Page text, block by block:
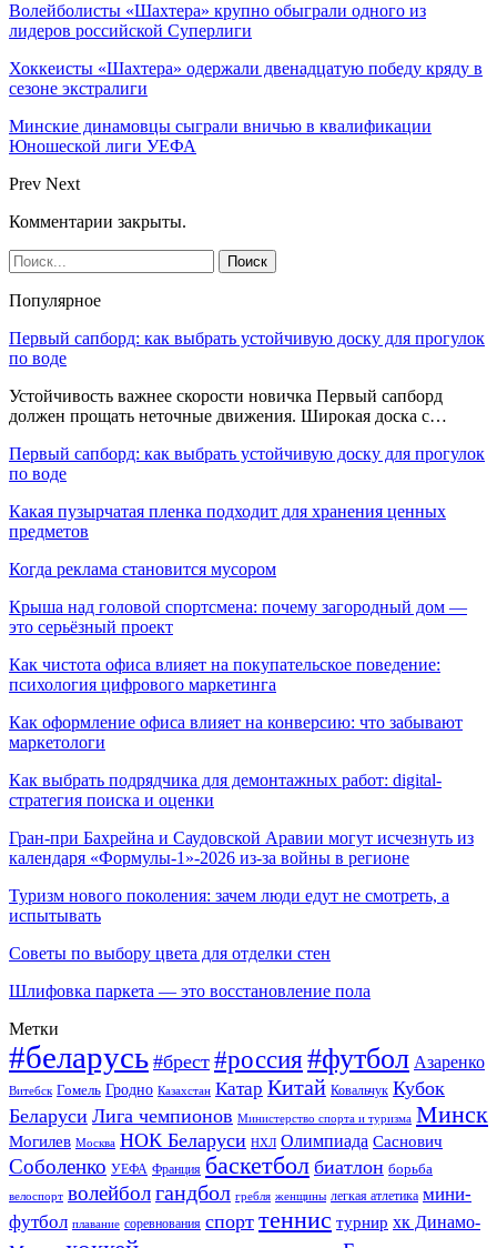
Волейболисты «Шахтера» крупно обыграли одного из
лидеров российской Суперлиги
Хоккеисты «Шахтера» одержали двенадцатую победу кряду в
сезоне экстралиги
Минские динамовцы сыграли вничью в квалификации
Юношеской лиги УЕФА
Prev Next
Комментарии закрыты.
Популярное
Первый сапборд: как выбрать устойчивую доску для прогулок
по воде
Устойчивость важнее скорости новичка Первый сапборд
должен прощать неточные движения. Широкая доска с…
Первый сапборд: как выбрать устойчивую доску для прогулок
по воде
Какая пузырчатая пленка подходит для хранения ценных
предметов
Когда реклама становится мусором
Крыша над головой спортсмена: почему загородный дом —
это серьёзный проект
Как чистота офиса влияет на покупательское поведение:
психология цифрового маркетинга
Как оформление офиса влияет на конверсию: что забывают
маркетологи
Как выбрать подрядчика для демонтажных работ: digital-
стратегия поиска и оценки
Гран-при Бахрейна и Саудовской Аравии могут исчезнуть из
календаря «Формулы-1»-2026 из-за войны в регионе
Туризм нового поколения: зачем люди едут не смотреть, а
испытывать
Советы по выбору цвета для отделки стен
Шлифовка паркета — это восстановление пола
Метки
#беларусь #брест #россия#футбол Азаренко
Витебск Гомель Гродно Казахстан Катар Китай Ковальчук Кубок
Беларуси Лига чемпионов Министерство спорта и туризма Минск
Могилев Москва НОК Беларуси НХЛ Олимпиада Саснович
Соболенко УЕФА Франция баскетбол биатлон борьба
велоспорт волейболгандбол гребля женщины легкая атлетика мини-
футбол плавание соревнования спорт теннис турнир хк Динамо-